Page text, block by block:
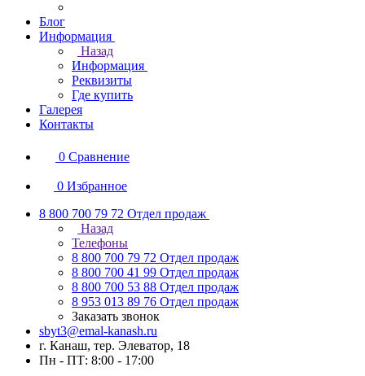
Блог
Информация
Назад
Информация
Реквизиты
Где купить
Галерея
Контакты
0 Сравнение
0 Избранное
8 800 700 79 72 Отдел продаж
Назад
Телефоны
8 800 700 79 72 Отдел продаж
8 800 700 41 99 Отдел продаж
8 800 700 53 88 Отдел продаж
8 953 013 89 76 Отдел продаж
Заказать звонок
sbyt3@emal-kanash.ru
г. Канаш, тер. Элеватор, 18
Пн - ПТ: 8:00 - 17:00